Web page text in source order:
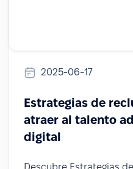
2025-06-17
Estrategias de
atraer al talento
digital
Descubre Estrategias